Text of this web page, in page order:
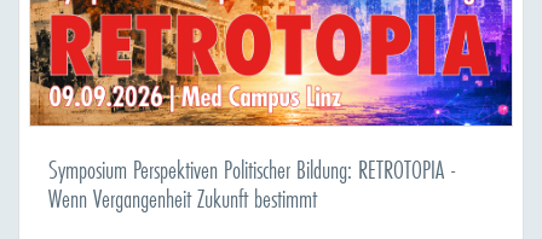
Symposium Perspektiven Politischer Bildung: RETROTOPIA -
Wenn Vergangenheit Zukunft bestimmt